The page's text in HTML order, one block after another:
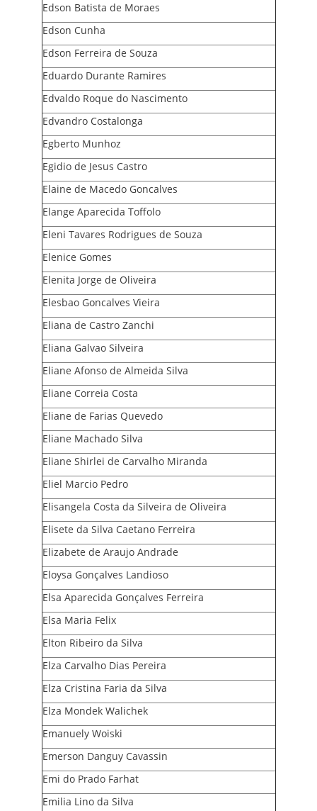
Edson Batista de Moraes
Edson Cunha
Edson Ferreira de Souza
Eduardo Durante Ramires
Edvaldo Roque do Nascimento
Edvandro Costalonga
Egberto Munhoz
Egidio de Jesus Castro
Elaine de Macedo Goncalves
Elange Aparecida Toffolo
Eleni Tavares Rodrigues de Souza
Elenice Gomes
Elenita Jorge de Oliveira
Elesbao Goncalves Vieira
Eliana de Castro Zanchi
Eliana Galvao Silveira
Eliane Afonso de Almeida Silva
Eliane Correia Costa
Eliane de Farias Quevedo
Eliane Machado Silva
Eliane Shirlei de Carvalho Miranda
Eliel Marcio Pedro
Elisangela Costa da Silveira de Oliveira
Elisete da Silva Caetano Ferreira
Elizabete de Araujo Andrade
Eloysa Gonçalves Landioso
Elsa Aparecida Gonçalves Ferreira
Elsa Maria Felix
Elton Ribeiro da Silva
Elza Carvalho Dias Pereira
Elza Cristina Faria da Silva
Elza Mondek Walichek
Emanuely Woiski
Emerson Danguy Cavassin
Emi do Prado Farhat
Emilia Lino da Silva